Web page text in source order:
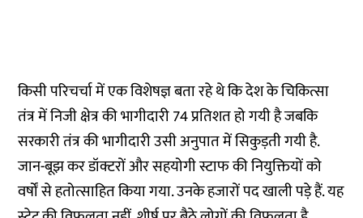
किसी परिचर्चा में एक विशेषज्ञ बता रहे थे कि देश के चिकित्सा
तंत्र में निजी क्षेत्र की भागीदारी 74 प्रतिशत हो गयी है जबकि
सरकारी तंत्र की भागीदारी उसी अनुपात में सिकुड़ती गयी है.
जान-बूझ कर डॉक्टरों और सहयोगी स्टाफ की नियुक्तियों को
वर्षों से हतोत्साहित किया गया. उनके हजारों पद खाली पड़े हैं. यह